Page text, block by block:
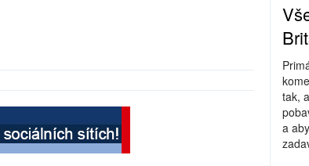
tak,
a